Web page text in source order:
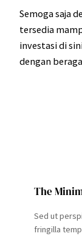
Semoga saja
tersedia
investasi di
dengan
The
Sed ut
fringilla